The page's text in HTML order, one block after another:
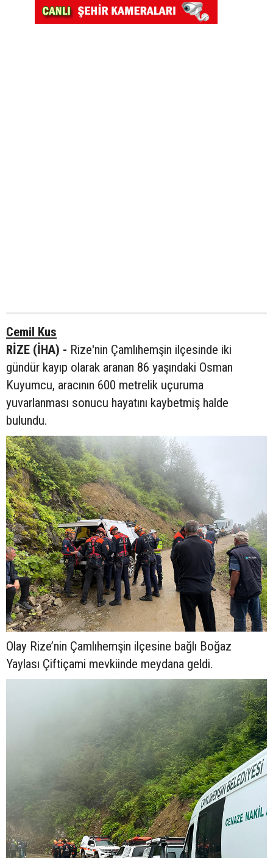
Cemil Kus
RİZE (İHA) - Rize'nin Çamlıhemşin ilçesinde iki
gündür kayıp olarak aranan 86 yaşındaki Osman
Kuyumcu, aracının 600 metrelik uçuruma
yuvarlanması sonucu hayatını kaybetmiş halde
bulundu.
Olay Rize’nin Çamlıhemşin ilçesine bağlı Boğaz
Yaylası Çiftiçami mevkiinde meydana geldi.